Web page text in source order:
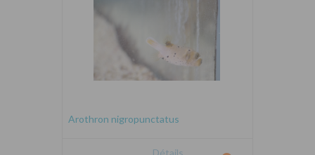
Arothron nigropunctatus
Détails